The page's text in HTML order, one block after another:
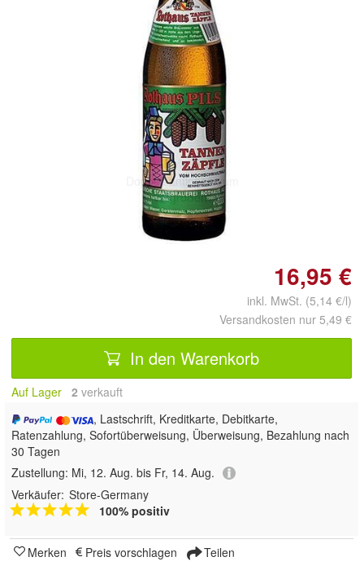
Doppelt antippen zum
vergrößern
16,95 €
inkl. MwSt. (5,14 €/l)
Versandkosten nur 5,49 €
In den Warenkorb
Auf Lager 2 verkauft
, Lastschrift, Kreditkarte, Debitkarte,
Ratenzahlung, Sofortüberweisung, Überweisung, Bezahlung nach
30 Tagen
Zustellung: Mi, 12. Aug. bis Fr, 14. Aug.
Verkäufer: Store-Germany
100% positiv
Merken Preis vorschlagen Teilen